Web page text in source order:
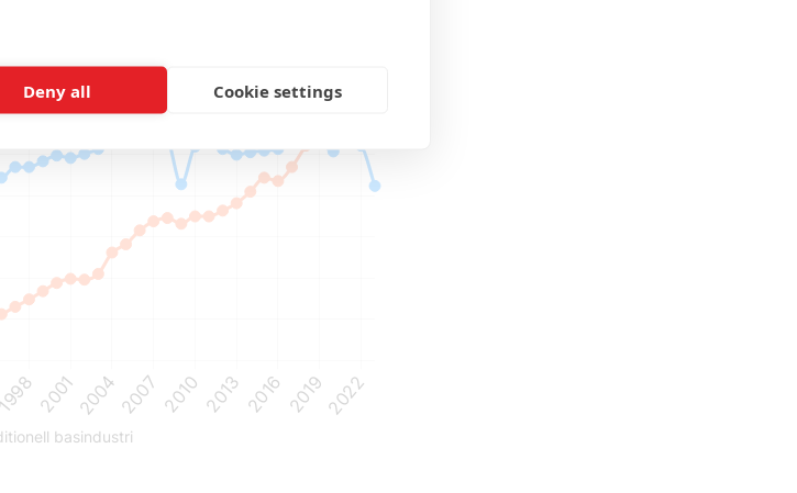
Deny all Cookie settings